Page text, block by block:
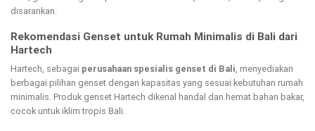
disarankan.
Rekomendasi Genset untuk Rumah Minimalis di Bali dari
Hartech
Hartech, sebagai perusahaan spesialis genset di Bali, menyediakan
berbagai pilihan genset dengan kapasitas yang sesuai kebutuhan rumah
minimalis. Produk genset Hartech dikenal handal dan hemat bahan bakar,
cocok untuk iklim tropis Bali.